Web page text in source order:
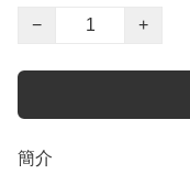
−
+
簡介